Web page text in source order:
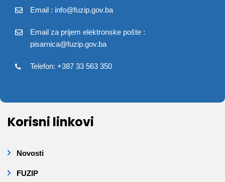
Email : info@fuzip.gov.ba
Email za prijem elektronske pošte :
pisarnica@fuzip.gov.ba
Telefon: +387 33 563 350
Korisni linkovi
Novosti
FUZIP